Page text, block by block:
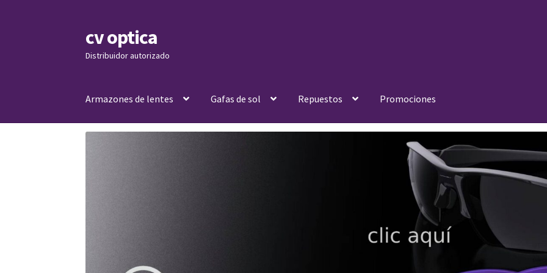
Skip
to
navigation
Skip
to
content
cv optica
Distribuidor autorizado
Armazones de lentes Gafas de sol Repuestos Promociones